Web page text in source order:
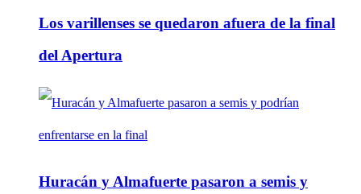
Los varillenses se quedaron afuera de la final
del Apertura
Huracán y Almafuerte pasaron a semis y